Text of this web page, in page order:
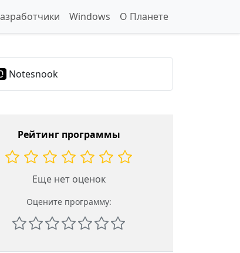
Windows О Планете
Notesnook
Рейтинг программы
Еще нет оценок
Оцените программу: